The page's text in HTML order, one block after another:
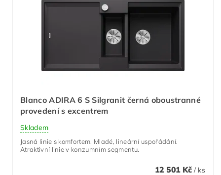
Blanco ADIRA 6 S Silgranit černá oboustranné
provedení s excentrem
Skladem
Jasná linie s komfortem. Mladé, lineární uspořádání.
Atraktivní linie v konzumním segmentu.
12 501 Kč / ks